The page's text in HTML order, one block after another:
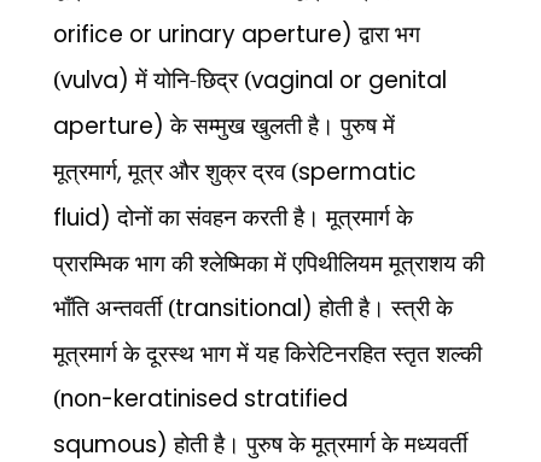
orifice or urinary aperture)द्वारा भग
(vulva)में योनि-छिद्र (vaginal or genital
aperture)के सम्मुख खुलती है। पुरुष में
मूत्रमार्ग,मूत्र और शुक्र द्रव (spermatic
fluid)दोनों का संवहन करती है। मूत्रमार्ग के
प्रारम्भिक भाग की श्लेष्मिका में एपिथीलियम मूत्राशय की
भाँति अन्तवर्ती (transitional)होती है। स्त्री के
मूत्रमार्ग के दूरस्थ भाग में यह किरेटिनरहित स्तृत शल्की
(non-keratinised stratified
squmous)होती है। पुरुष के मूत्रमार्ग के मध्यवर्ती